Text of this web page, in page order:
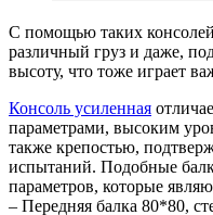
С помощью таких
различный груз и даже,
высоту, что тоже играет
Консоль усиленная
параметрами, высоким
также крепостью,
испытаний. Подобные
параметров, которые
– Передняя балка 80*80,